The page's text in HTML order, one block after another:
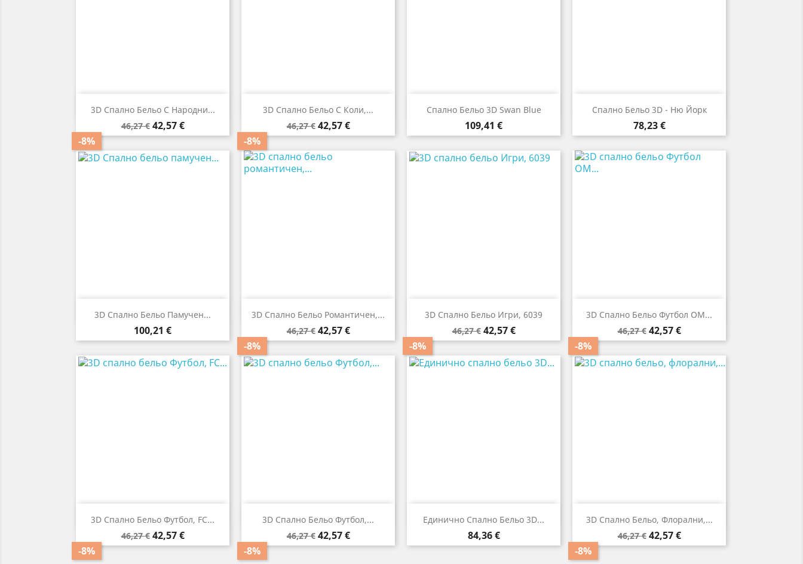
3D Спално Бельо С Народни...
Редовна
цена
46,27 €
-8%
Цена
42,57 €
 Бърз преглед 3D Спално Бельо С Коли,...
Редовна
цена
46,27 €
-8%
Цена
42,57 €
 Бърз преглед Спално Бельо 3D Swan Blue
Цена
109,41 €
 Бърз преглед Спално Бельо 3D - Ню Йорк
Цена
78,23 €
 Бърз преглед
3D Спално Бельо Памучен...
Цена
100,21 €
 Бърз преглед 3D Спално Бельо Романтичeн,...
Редовна
цена
46,27 €
-8%
Цена
42,57 €
 Бърз преглед 3D Спално Бельо Игри, 6039
Редовна
цена
46,27 €
-8%
Цена
42,57 €
 Бърз преглед 3D Спално Бельо Футбол ОМ...
Редовна
цена
46,27 €
-8%
Цена
42,57 €
 Бърз преглед
3D Спално Бельо Футбол, FC...
Редовна
цена
46,27 €
-8%
Цена
42,57 €
 Бърз преглед 3D Спално Бельо Футбол,...
Редовна
цена
46,27 €
-8%
Цена
42,57 €
 Бърз преглед Единично Спално Бельо 3D...
Цена
84,36 €
 Бърз преглед 3D Спално Бельо, Флорални,...
Редовна
цена
46,27 €
-8%
Цена
42,57 €
 Бърз преглед